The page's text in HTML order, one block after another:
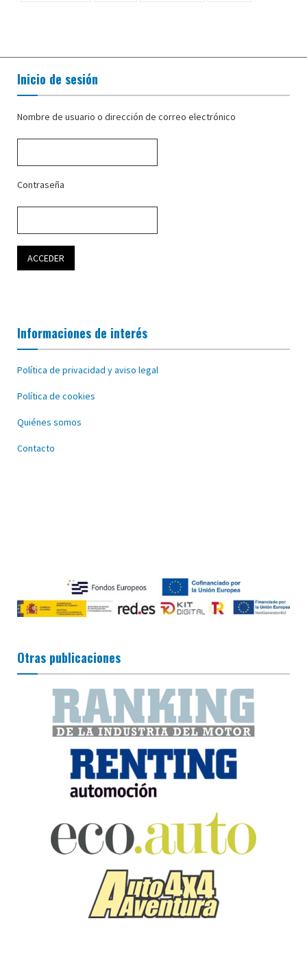
Inicio de sesión
Nombre de usuario o dirección de correo electrónico
Contraseña
Informaciones de interés
Política de privacidad y aviso legal
Política de cookies
Quiénes somos
Contacto
Otras publicaciones